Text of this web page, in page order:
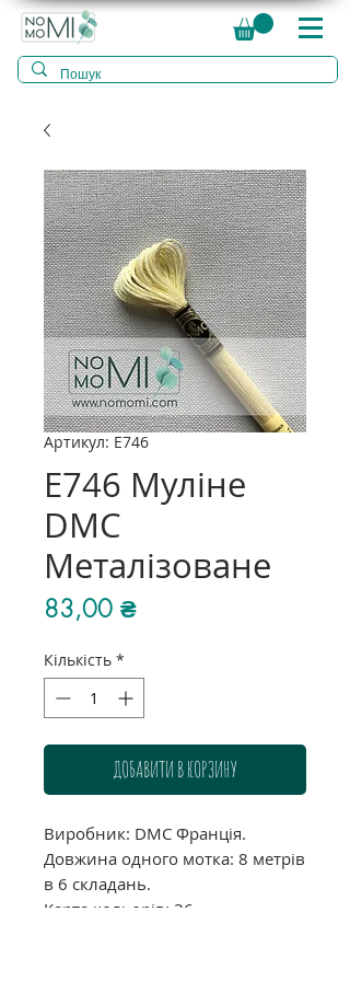
Артикул: E746
E746 Муліне
DMC
Металізованe
83,00 ₴Ціна
Кількість *
ДОБАВИТИ В КОРЗИНУ
Виробник: DMC Франція.
Довжина одного мотка: 8 метрів
в 6 складань.
Карта кольорів: 36.